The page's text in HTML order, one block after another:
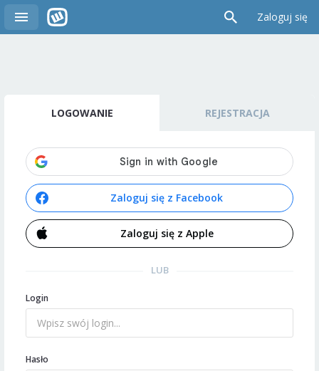
Zaloguj się
LOGOWANIE REJESTRACJA
Zaloguj się z Facebook
Zaloguj się z Apple
LUB
Login
Hasło